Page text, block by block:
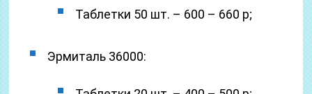
Таблетки 50 шт. – 600 – 660 р;
Эрмиталь 36000: